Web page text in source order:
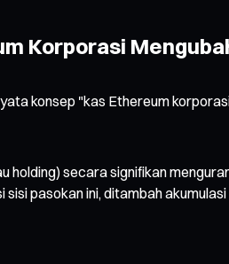
Korporasi
konsep "kas Ethereum
holding) secara signifikan
pasokan ini, ditambah